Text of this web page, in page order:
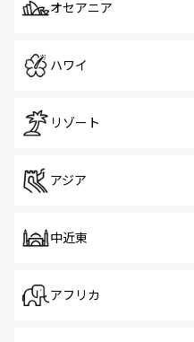
オセアニア
ハワイ
リゾート
アジア
中近東
アフリカ